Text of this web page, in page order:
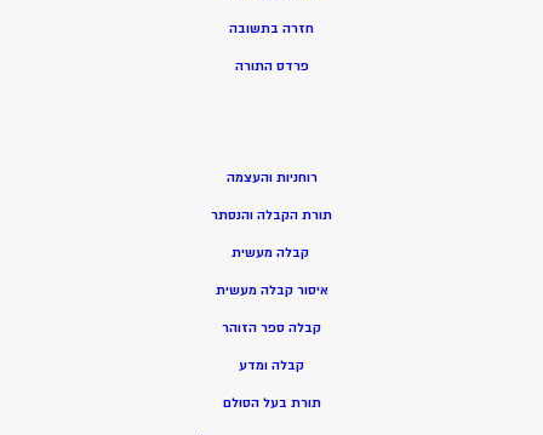
חזרה בתשובה
פרדס התורה
רוחניות והעצמה
תורת הקבלה והנסתר
קבלה מעשית
איסור קבלה מעשית
קבלה ספר הזוהר
קבלה ומדע
תורת בעל הסולם